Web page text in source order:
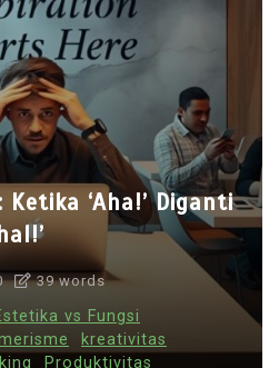
‘Aha!’ Diganti
39 words
vs Fungsi
kreativitas
Produktivitas